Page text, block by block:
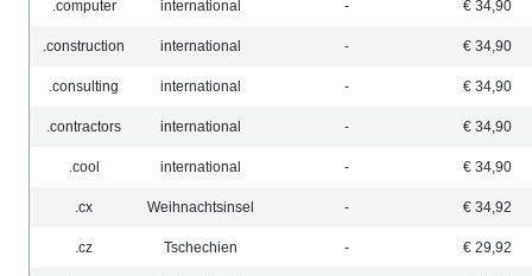
.computer international - € 34,90
.construction international - € 34,90
.consulting international - € 34,90
.contractors international - € 34,90
.cool international - € 34,90
.cx Weihnachtsinsel - € 34,92
.cz Tschechien - € 29,92